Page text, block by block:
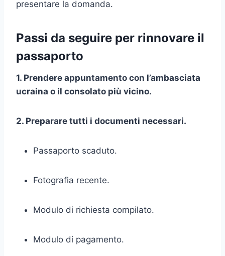
presentare la domanda.
Passi da seguire per rinnovare il
passaporto
1. Prendere appuntamento con l’ambasciata
ucraina o il consolato più vicino.
2. Preparare tutti i documenti necessari.
Passaporto scaduto.
Fotografia recente.
Modulo di richiesta compilato.
Modulo di pagamento.